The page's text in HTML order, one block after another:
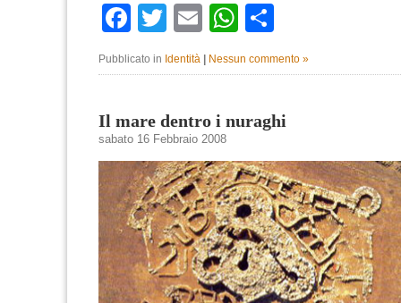
Facebook
TwitterEmailWhatsApp
Pubblicato in Identità | Nessun commento »
Il mare dentro i nuraghi
sabato 16 Febbraio 2008